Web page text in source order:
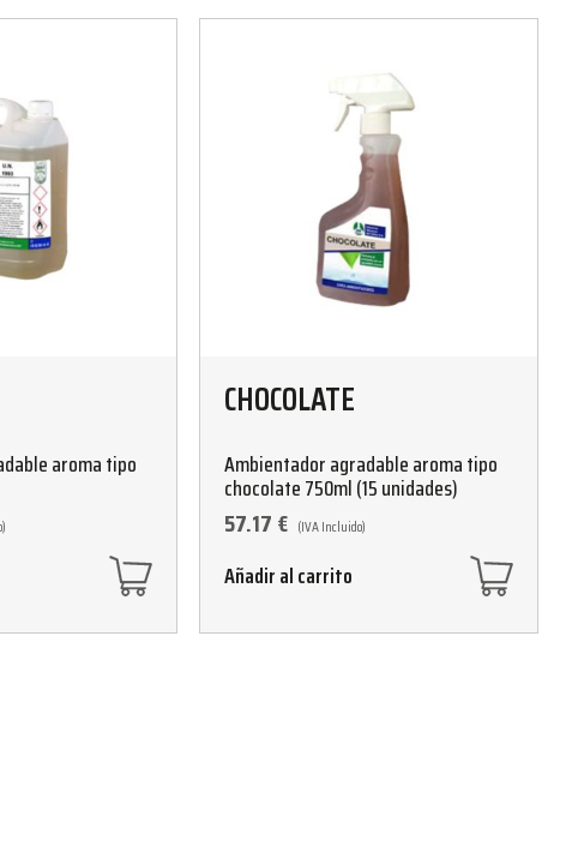
aroma tipo
CHOCOLATE
Ambientador agradable aroma tipo
chocolate 750ml (15 unidades)
57.17€ (IVA Incluido)
Añadir al carrito